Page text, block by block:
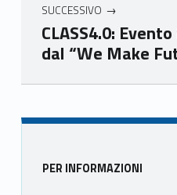
SUCCESSIVO
CLASS4.0:
dal “We Make
Skip back to main navigation
Sidebar
PER INFORMAZIONI